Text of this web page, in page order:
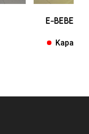
E-BEBEK
Kapalı